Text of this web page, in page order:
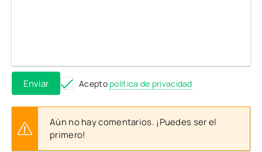
Enviar Acepto política de privacidad
Aún no hay comentarios. ¡Puedes ser el
primero!